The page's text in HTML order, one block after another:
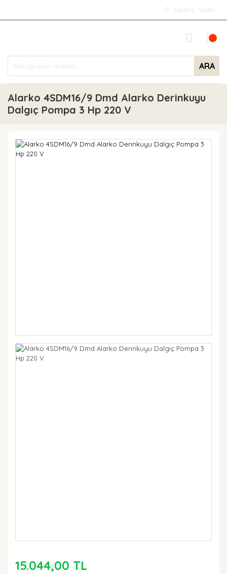
Sipariş Takibi
ARA
Alarko 4SDM16/9 Dmd Alarko Derinkuyu
Dalgıç Pompa 3 Hp 220 V
15.044,00 TL